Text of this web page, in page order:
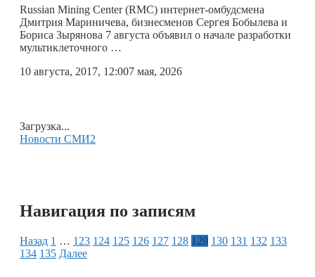
Russian Mining Center (RMC) интернет-омбудсмена
Дмитрия Мариничева, бизнесменов Сергея Бобылева и
Бориса Зырянова 7 августа объявил о начале разработки
мультиклеточного …
10 августа, 2017, 12:007 мая, 2026
Загрузка...
Новости СМИ2
Навигация по записям
Назад 1 … 123 124 125 126 127 128 129 130 131 132 133
134 135 Далее